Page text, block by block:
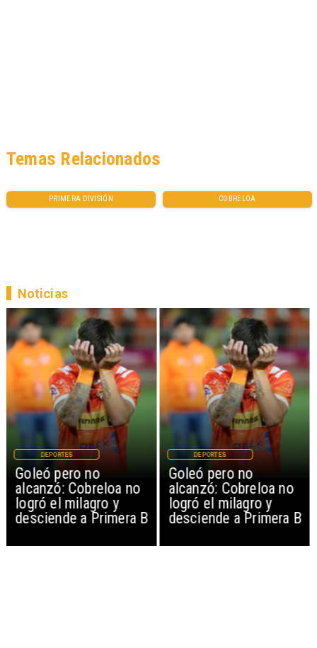
PRIMERA DIVISIÓN COBRELOA
Temas Relacionados
Goleó pero no
alcanzó: Cobreloa no
logró el milagro y
desciende a Primera B
DEPORTES
Goleó pero no
alcanzó: Cobreloa no
logró el milagro y
desciende a Primera B
DEPORTES
Noticias